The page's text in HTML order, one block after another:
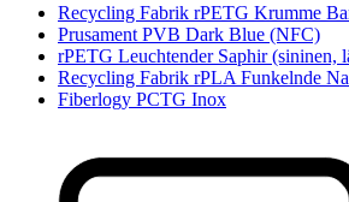
Recycling Fabrik rPETG Krumme
Prusament PVB Dark Blue (NFC)
rPETG Leuchtender Saphir (sininen,
Recycling Fabrik rPLA Funkelnde
Fiberlogy PCTG Inox